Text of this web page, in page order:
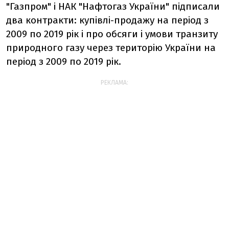
"Газпром" і НАК "Нафтогаз України" підписали
два контракти: купівлі-продажу на період з
2009 по 2019 рік і про обсяги і умови транзиту
природного газу через територію України на
період з 2009 по 2019 рік.
РЕКЛАМА: